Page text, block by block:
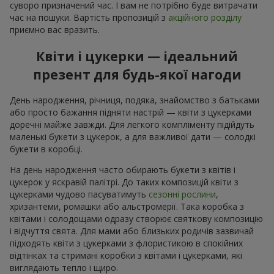
суворо призначений час. І вам не потрібно буде витрачати
час на пошуки. Вартість пропозицій з акційного розділу
приємно вас вразить.
Квіти і цукерки — ідеальний
презент для будь-якої нагоди
День народження, річниця, подяка, знайомство з батьками
або просто бажання підняти настрій — квіти з цукерками
доречні майже завжди. Для легкого компліменту підійдуть
маленькі букети з цукерок, а для важливої дати — солодкі
букети в коробці.
На день народження часто обирають букети з квітів і
цукерок у яскравій палітрі. До таких композицій квіти з
цукерками чудово пасуватимуть сезонні рослини,
хризантеми, ромашки або альстромерії. Така коробка з
квітами і солодощами одразу створює святкову композицію
і відчуття свята. Для мами або близьких родичів зазвичай
підходять квіти з цукерками з флористикою в спокійних
відтінках та стримані коробки з квітами і цукерками, які
виглядають тепло і щиро.